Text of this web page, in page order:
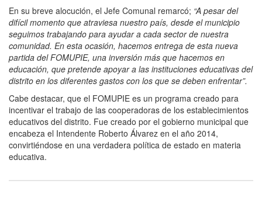
En su breve alocución, el Jefe Comunal remarcó; “A pesar del
difícil momento que atraviesa nuestro país, desde el municipio
seguimos trabajando para ayudar a cada sector de nuestra
comunidad. En esta ocasión, hacemos entrega de esta nueva
partida del FOMUPIE, una inversión más que hacemos en
educación, que pretende apoyar a las instituciones educativas del
distrito en los diferentes gastos con los que se deben enfrentar”.
Cabe destacar, que el FOMUPIE es un programa creado para
incentivar el trabajo de las cooperadoras de los establecimientos
educativos del distrito. Fue creado por el gobierno municipal que
encabeza el Intendente Roberto Álvarez en el año 2014,
convirtiéndose en una verdadera política de estado en materia
educativa.